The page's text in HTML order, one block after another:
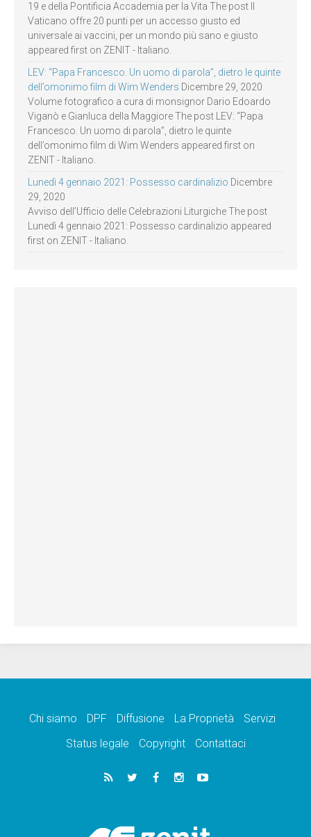
19 e della Pontificia Accademia per la Vita The post Il
Vaticano offre 20 punti per un accesso giusto ed
universale ai vaccini, per un mondo più sano e giusto
appeared first on ZENIT - Italiano.
LEV: “Papa Francesco. Un uomo di parola”, dietro le quinte
dell’omonimo film di Wim Wenders Dicembre 29, 2020
Volume fotografico a cura di monsignor Dario Edoardo
Viganò e Gianluca della Maggiore The post LEV: “Papa
Francesco. Un uomo di parola”, dietro le quinte
dell’omonimo film di Wim Wenders appeared first on
ZENIT - Italiano.
Lunedì 4 gennaio 2021: Possesso cardinalizio Dicembre
29, 2020
Avviso dell’Ufficio delle Celebrazioni Liturgiche The post
Lunedì 4 gennaio 2021: Possesso cardinalizio appeared
first on ZENIT - Italiano.
Chi siamo DPF Diffusione La Proprietà
Servizi
Status legale
Copyright Contattaci